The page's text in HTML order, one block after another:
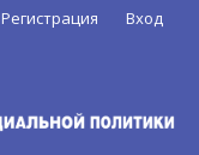
Регистрация Вход